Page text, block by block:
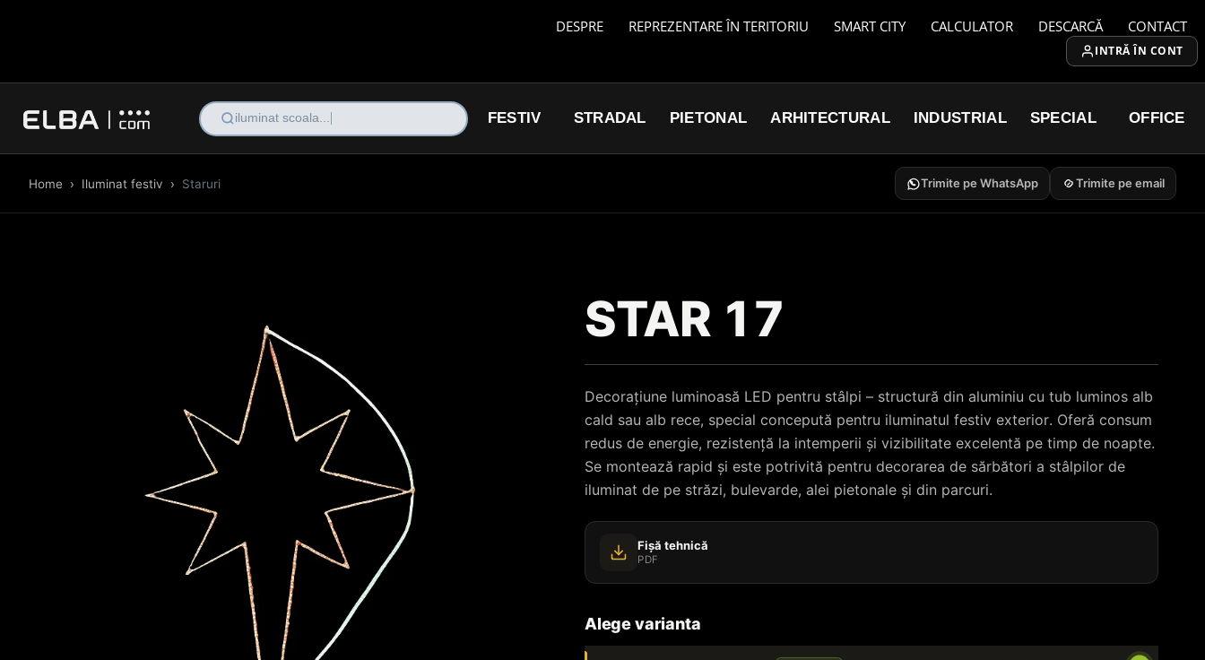
DESPRE REPREZENTARE ÎN TERITORIU SMART CITY CALCULATOR DESCARCĂ CONTACT
INTRĂ ÎN CONT
FESTIV STRADAL PIETONAL ARHITECTURAL INDUSTRIAL SPECIAL OFFICE
Home › Iluminat festiv › Staruri Trimite pe WhatsApp Trimite pe email
STAR 17
Decorațiune luminoasă LED pentru stâlpi – structură din aluminiu cu tub luminos alb
cald sau alb rece, special concepută pentru iluminatul festiv exterior. Oferă consum
redus de energie, rezistență la intemperii și vizibilitate excelentă pe timp de noapte.
Se montează rapid și este potrivită pentru decorarea de sărbători a stâlpilor de
iluminat de pe străzi, bulevarde, alei pietonale și din parcuri.
Fișă tehnică
PDF
Alege varianta